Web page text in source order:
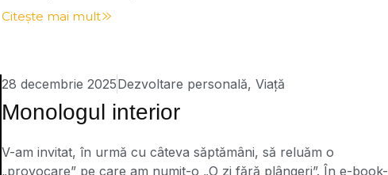
ochii. Sigur, fiecare dintre noi este diferit, iar modul în care
corpul nostru reacționează la diverse evenimente și emoții poate
Citește mai mult
28 decembrie 2025Dezvoltare personală, Viață
Monologul interior
V-am invitat, în urmă cu câteva săptămâni, să reluăm o
„provocare” pe care am numit-o „O zi fără plângeri”. În e-book-